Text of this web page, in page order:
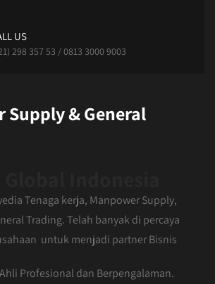
US
298 357 53 / 0813 3000 9003
Supply & General
Tenaga kerja, Manpower Supply,
Trading. Telah banyak di percaya
untuk menjadi partner Bisnis
Profesional dan Berpengalaman.